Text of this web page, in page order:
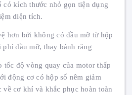
kích thước nhỏ gọn tiện dụng
diện tích.
hơn bởi không có dầu mỡ từ hộp
dầu mỡ, thay bánh răng
tốc độ vòng quay của motor thấp
động cơ có hộp số nêm giảm
về cơ khí và khắc phục hoàn toàn